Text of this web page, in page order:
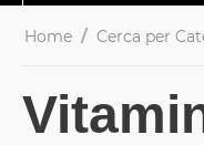
Home / Cerca per